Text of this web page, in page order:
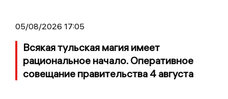
05/08/2026 17:05
Всякая тульская магия имеет
рациональное начало. Оперативное
совещание правительства 4 августа